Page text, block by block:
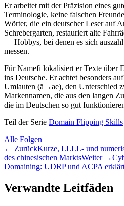
Er arbeitet mit der Präzision eines
Terminologie, keine falschen
Wörter, die ein deutscher Leser auf
Schrebergarten, restauriert alte
— Hobbys, bei denen es sich
messen.
Für Namefi lokalisiert er Texte über
ins Deutsche. Er achtet besonders
Umlauten (ä→ae), den Unterschied
Markennamen, die aus den langen
die im Deutschen so gut
Teil der Serie Domain Flipping Skills
Alle Folgen
← ZurückKurze, LLLL- und
des chinesischen MarktsWeiter→
Domaining: UDRP und ACPA
Verwandte Leitfäden